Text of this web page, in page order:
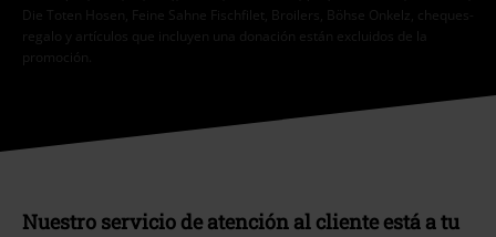
Die Toten Hosen, Feine Sahne Fischfilet, Broilers, Böhse Onkelz, cheques-
regalo y artículos que incluyen una donación están excluidos de la
promoción.
Nuestro servicio de atención al cliente está a tu